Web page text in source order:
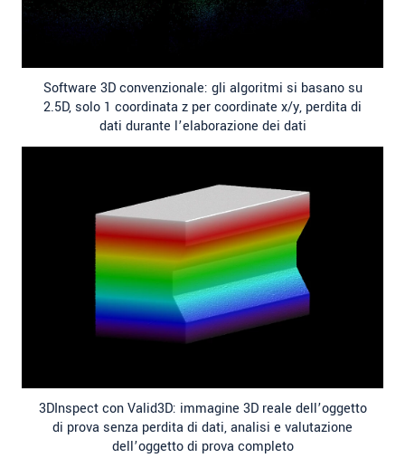
Software 3D convenzionale: gli algoritmi si basano su
2.5D, solo 1 coordinata z per coordinate x/y, perdita di
dati durante l’elaborazione dei dati
3DInspect con Valid3D: immagine 3D reale dell’oggetto
di prova senza perdita di dati, analisi e valutazione
dell’oggetto di prova completo